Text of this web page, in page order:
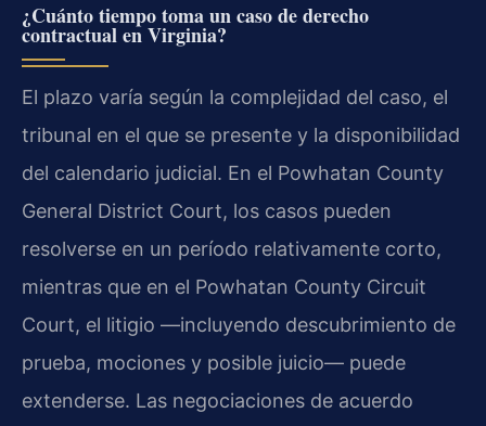
¿Cuánto tiempo toma un caso de derecho
contractual en Virginia?
El plazo varía según la complejidad del caso, el
tribunal en el que se presente y la disponibilidad
del calendario judicial. En el Powhatan County
General District Court, los casos pueden
resolverse en un período relativamente corto,
mientras que en el Powhatan County Circuit
Court, el litigio —incluyendo descubrimiento de
prueba, mociones y posible juicio— puede
extenderse. Las negociaciones de acuerdo